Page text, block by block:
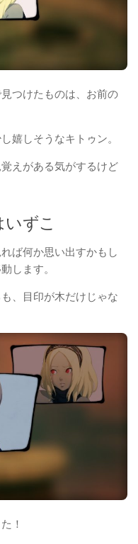
つけたものは、お前の
嬉しそうなキトゥン。
えがある気がするけど
ずこ
ば何か思い出すかもし
します。
、目印が木だけじゃな
！